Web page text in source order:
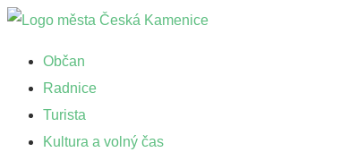
Přejít
Občan
Radnice
Turista
Kultura a volný čas